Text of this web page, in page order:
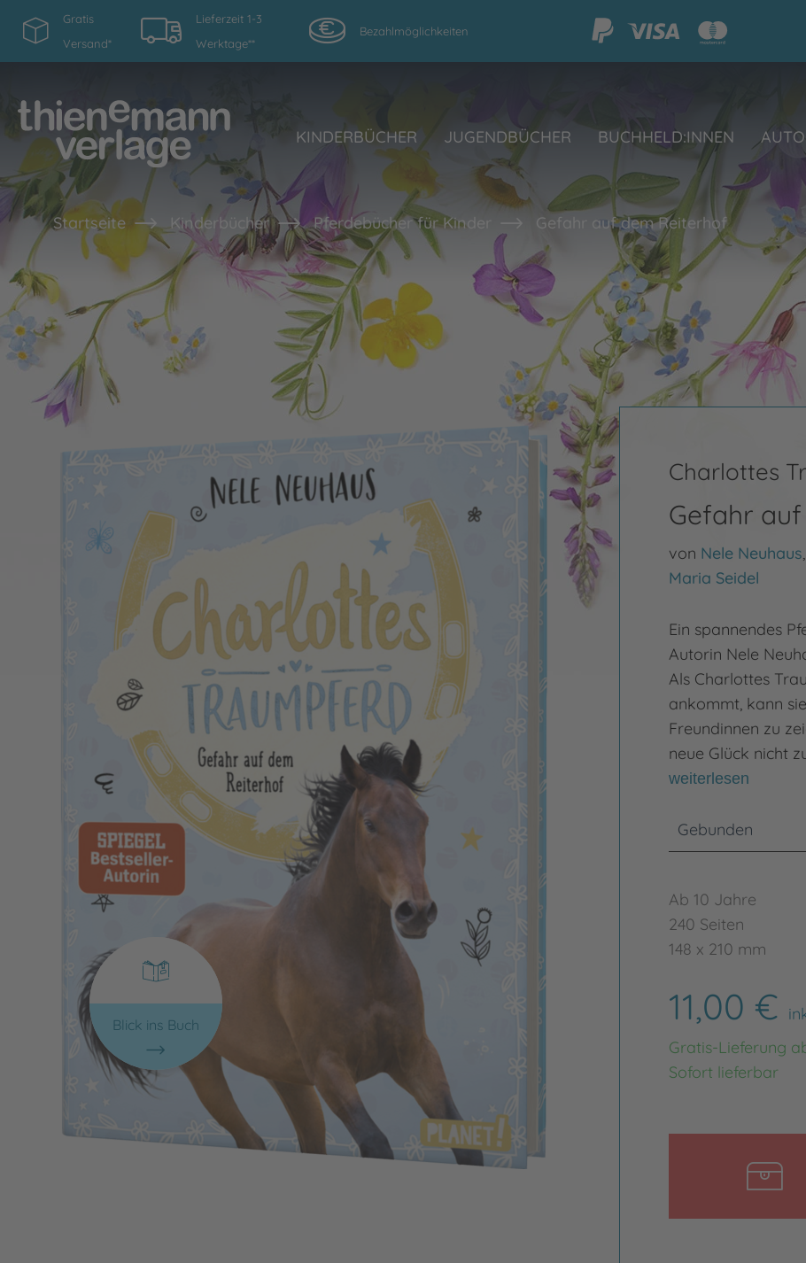
Gratis
Versand*
Lieferzeit 1-3
Werktage**
Bezahlmöglichkeiten
KINDERBÜCHER JUGENDBÜCHER BUCHHELD:INNEN
Startseite Kinderbücher Pferdebücher für Kinder Gefahr auf dem Reiterhof
Blick ins Buch
Charlottes
Gefahr
von Nele Neuhaus,
Maria Seidel
Ein spannendes
Autorin Nele
Als Charlottes
ankommt, kann
Freundinnen zu
neue Glück nicht
weiterlesen
Gebunden
Ab 10 Jahre
240 Seiten
148 x 210 mm
11,00 €
Gratis-Lieferung
Sofort lieferbar